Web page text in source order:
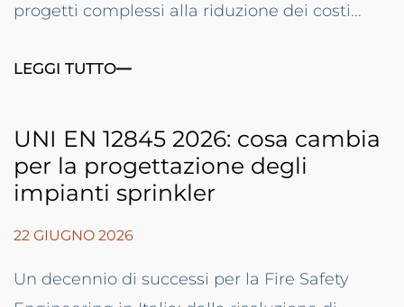
progetti complessi alla riduzione dei costi...
LEGGI TUTTO
UNI EN 12845 2026: cosa cambia
per la progettazione degli
impianti sprinkler
22 GIUGNO 2026
Un decennio di successi per la Fire Safety